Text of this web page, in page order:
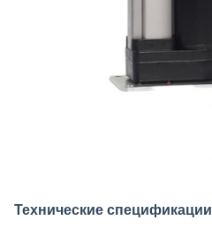
Технические спецификации